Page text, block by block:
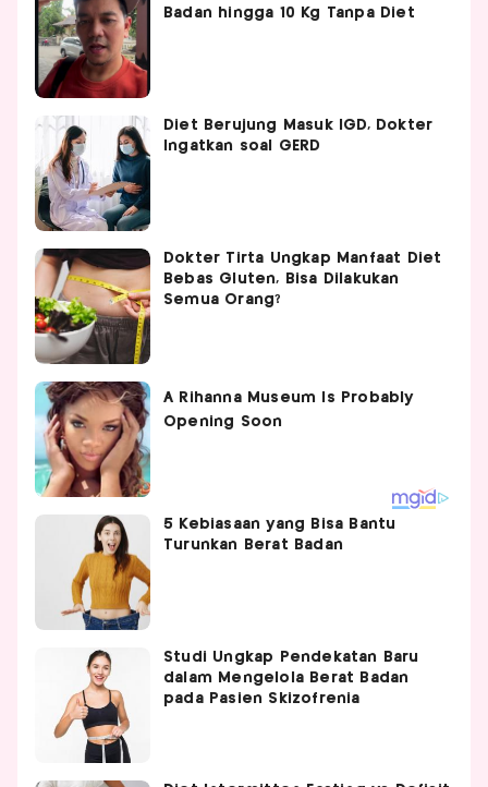
Badan hingga 10 Kg Tanpa Diet
Diet Berujung Masuk IGD, Dokter
Ingatkan soal GERD
Dokter Tirta Ungkap Manfaat Diet
Bebas Gluten, Bisa Dilakukan
Semua Orang?
5 Kebiasaan yang Bisa Bantu
Turunkan Berat Badan
Studi Ungkap Pendekatan Baru
dalam Mengelola Berat Badan
pada Pasien Skizofrenia